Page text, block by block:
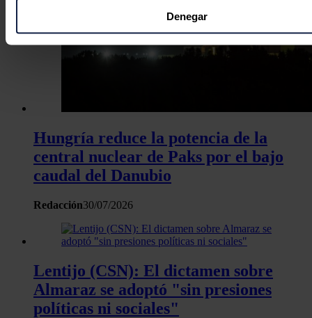
puede tener una precisión de varios metros
Identificar su dispositivo analizándolo activamente
características específicas (huellas digitales)
la Declaración de cookies.
Las cookies de este sitio web se usan para personalizar el
y los anuncios, ofrecer funciones de redes sociales y
tráfico. Además, compartimos información sobre el uso que
sitio web con nuestros partners de redes sociales,
haya proporcionado o que hayan recopilado a partir del uso
hecho de sus servicios.
Denegar
Hungría reduce la potencia de la
central nuclear de Paks por el bajo
caudal del Danubio
Redacción30/07/2026
Lentijo (CSN): El dictamen sobre
Almaraz se adoptó "sin presiones
políticas ni sociales"